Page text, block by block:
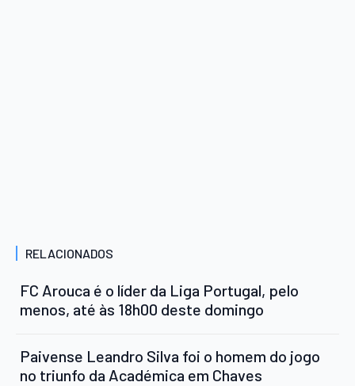
RELACIONADOS
FC Arouca é o líder da Liga Portugal, pelo
menos, até às 18h00 deste domingo
Paivense Leandro Silva foi o homem do jogo
no triunfo da Académica em Chaves